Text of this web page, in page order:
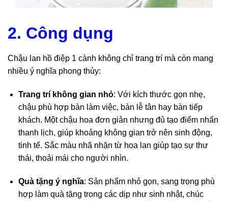
2. Công dụng
Chậu lan hồ điệp 1 cành không chỉ trang trí mà còn mang
nhiều ý nghĩa phong thủy:
Trang trí không gian nhỏ: Với kích thước gọn nhẹ,
chậu phù hợp bàn làm việc, bàn lễ tân hay bàn tiếp
khách. Một chậu hoa đơn giản nhưng đủ tạo điểm nhấn
thanh lịch, giúp khoảng không gian trở nên sinh động,
tinh tế. Sắc màu nhã nhặn từ hoa lan giúp tạo sự thư
thái, thoải mái cho người nhìn.
Quà tặng ý nghĩa: Sản phẩm nhỏ gọn, sang trọng phù
hợp làm quà tặng trong các dịp như sinh nhật, chúc